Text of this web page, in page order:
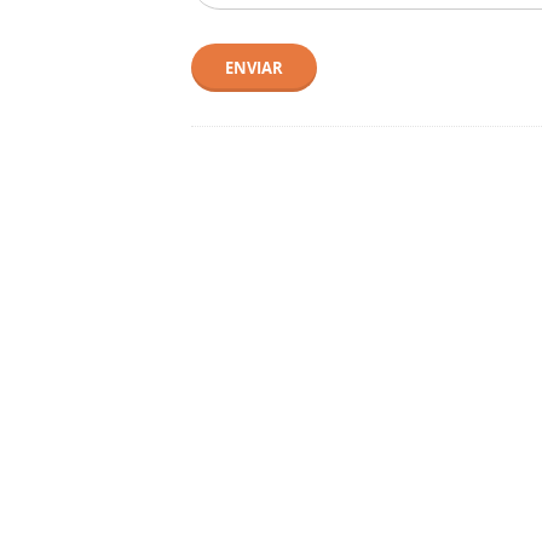
ENVIAR